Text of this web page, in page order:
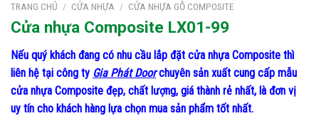
TRANG CHỦ / CỬA NHỰA / CỬA NHỰA GỖ COMPOSITE
Cửa nhựa Composite LX01-99
Nếu quý khách đang có nhu cầu lắp đặt cửa nhựa Composite thì
liên hệ tại công ty Gia Phát Doorchuyên sản xuất cung cấp mẫu
cửa nhựa Composite đẹp, chất lượng, giá thành rẻ nhất, là đơn vị
uy tín cho khách hàng lựa chọn mua sản phẩm tốt nhất.